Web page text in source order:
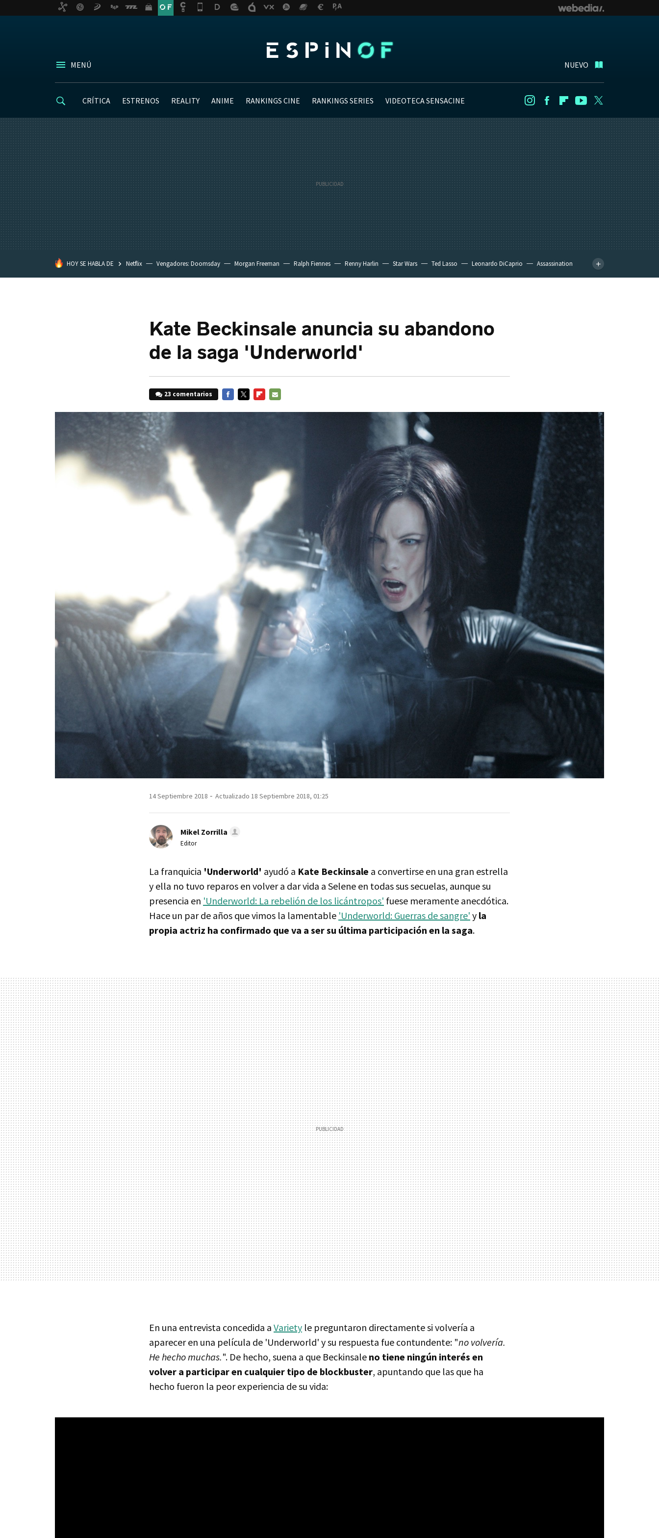
MENÚ NUEVO
CRÍTICA ESTRENOS REALITY ANIME RANKINGS CINE RANKINGS SERIES VIDEOTECA SENSACINE InstagramFacebookFlipboard
Youtube
HOY SE HABLA DE Netflix Vengadores: Doomsday Morgan Freeman Ralph Fiennes Renny Harlin Star Wars Ted Lasso Leonardo DiCaprio
Assassination
Kate Beckinsale anuncia su abandono
de la saga 'Underworld'
23 comentarios
14 Septiembre 2018 Actualizado 18 Septiembre 2018, 01:25
Mikel Zorrilla
Editor
La franquicia 'Underworld' ayudó a Kate Beckinsale a convertirse en una gran estrella
y ella no tuvo reparos en volver a dar vida a Selene en todas sus secuelas, aunque su
presencia en 'Underworld: La rebelión de los licántropos' fuese meramente anecdótica.
Hace un par de años que vimos la lamentable 'Underworld: Guerras de sangre' y la
propia actriz ha confirmado que va a ser su última participación en la saga.
En una entrevista concedida a Variety le preguntaron directamente si volvería a
aparecer en una película de 'Underworld' y su respuesta fue contundente: "no volvería.
He hecho muchas.". De hecho, suena a que Beckinsale no tiene ningún interés en
volver a participar en cualquier tipo de blockbuster, apuntando que las que ha
hecho fueron la peor experiencia de su vida: